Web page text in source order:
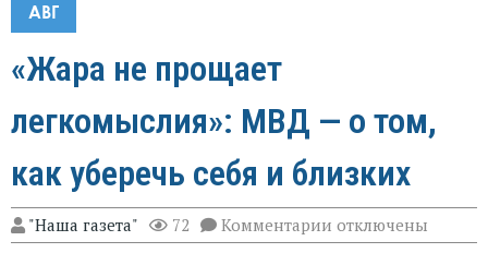
АВГ
«Жара не прощает
легкомыслия»: МВД — о том,
как уберечь себя и близких
"Наша газета" 72 Комментарии к
записи
отключены